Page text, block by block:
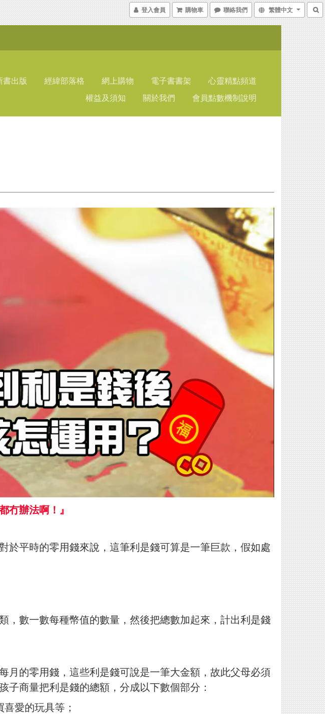
登入會員 購物車 聯絡我們 繁體中文
書出版 經緯部落格 網上購物 電子書書架
心靈精點頻道
權益及須知
關於我們 會員點數機制說明
冇辦法啊！』
於平時的零用錢來說，這筆利是錢可算是一筆巨款，假如處
，數一數每種幣值的數量，然後把總數加起來，計出利是錢
月的零用錢，這些利是錢可說是一筆大金額，故此父母必須
子商量把利是錢的總額，分成以下數個部分：
愛的玩具等；